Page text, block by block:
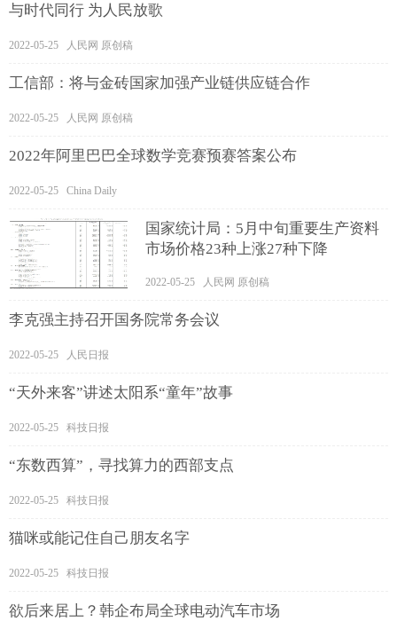
与时代同行 为人民放歌
2022-05-25 人民网 原创稿
工信部：将与金砖国家加强产业链供应链合作
2022-05-25 人民网 原创稿
2022年阿里巴巴全球数学竞赛预赛答案公布
2022-05-25 China Daily
国家统计局：5月中旬重要生产资料
市场价格23种上涨27种下降
2022-05-25 人民网 原创稿
李克强主持召开国务院常务会议
2022-05-25 人民日报
“天外来客”讲述太阳系“童年”故事
2022-05-25 科技日报
“东数西算”，寻找算力的西部支点
2022-05-25 科技日报
猫咪或能记住自己朋友名字
2022-05-25 科技日报
欲后来居上？韩企布局全球电动汽车市场